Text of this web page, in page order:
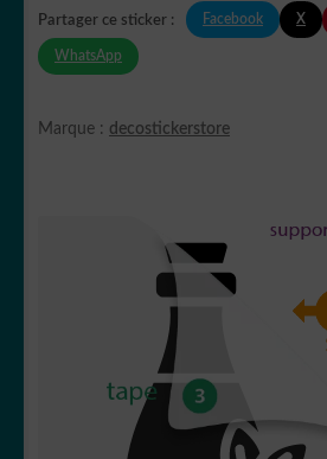
Partager ce sticker : Facebook X
WhatsApp
Marque : decostickerstore